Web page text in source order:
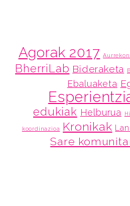
Agorak 2017
BherriLab Bideraketa
Ebaluaketa
edukiak Helburua
koordinazioa Kronikak
Sare